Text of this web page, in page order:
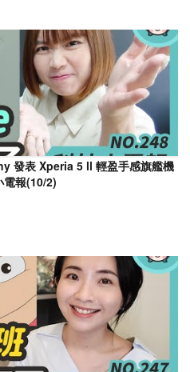
發表 Xperia 5 ll 輕盈手感旗艦機
電報(10/2)